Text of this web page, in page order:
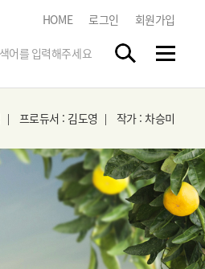
HOME 로그인 회원가입
tbn 교통방송 스마트앱
스마트폰 앱 스토어에서
을 검색하시고 무료로
다운받으세요.
실시간 방송듣기
각 지역 라디오 방송을 청취하실
프로듀서 : 김도영 작가 : 차승미